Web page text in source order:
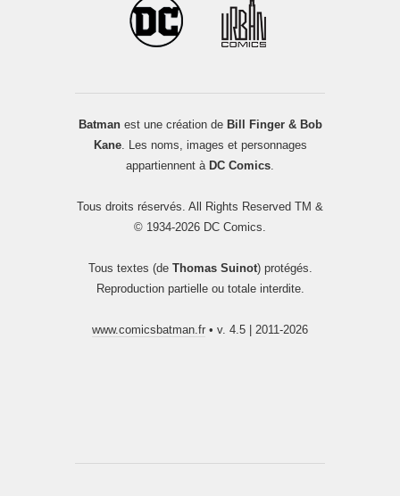
Batmanest une création de Bill Finger & Bob
Kane. Les noms, images et personnages
appartiennent à DC Comics.
Tous droits réservés. All Rights Reserved TM &
© 1934-2026 DC Comics.
Tous textes (de Thomas Suinot) protégés.
Reproduction partielle ou totale interdite.
www.comicsbatman.fr • v. 4.5 | 2011-2026